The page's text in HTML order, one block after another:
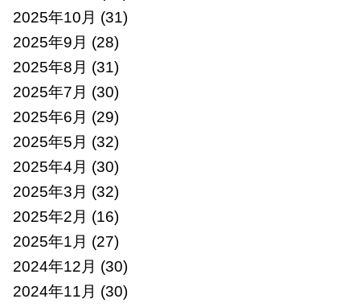
2025年10月 (31)
2025年9月 (28)
2025年8月 (31)
2025年7月 (30)
2025年6月 (29)
2025年5月 (32)
2025年4月 (30)
2025年3月 (32)
2025年2月 (16)
2025年1月 (27)
2024年12月 (30)
2024年11月 (30)